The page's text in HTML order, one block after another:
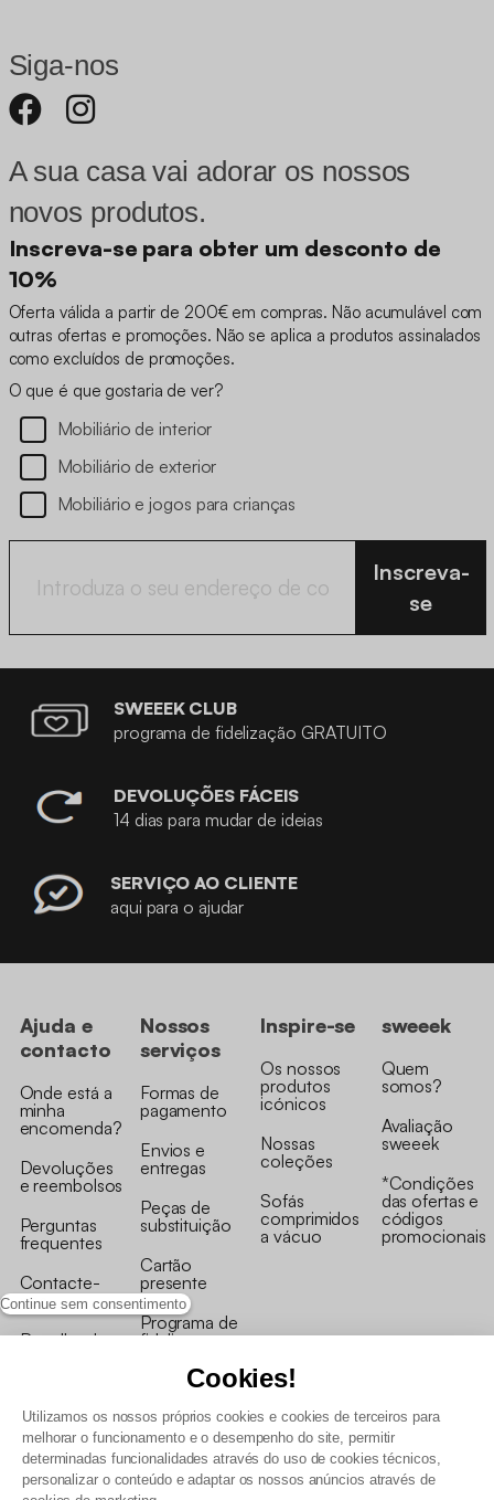
Continue sem consentimento
Cookies!
Utilizamos os nossos próprios cookies e cookies de terceiros para
melhorar o funcionamento e o desempenho do site, permitir
determinadas funcionalidades através do uso de cookies técnicos,
personalizar o conteúdo e adaptar os nossos anúncios através de
Siga-nos
A sua casa vai adorar os nossos
novos produtos.
Inscreva-se para obter um desconto de
10%
Oferta válida a partir de 200€ em compras. Não acumulável com
outras ofertas e promoções. Não se aplica a produtos assinalados
como excluídos de promoções.
O que é que gostaria de ver?
Mobiliário de interior
Mobiliário de exterior
Mobiliário e jogos para crianças
Inscreva-
se
SWEEEK CLUB
programa de fidelização GRATUITO
DEVOLUÇÕES FÁCEIS
14 dias para mudar de ideias
SERVIÇO AO CLIENTE
aqui para o ajudar
Ajuda e
contacto
Onde está a
minha
encomenda?
Devoluções
e reembolsos
Perguntas
frequentes
Contacte-
nos
Recolha de
Nossos
serviços
Formas de
pagamento
Envios e
entregas
Peças de
substituição
Cartão
presente
Programa de
fidelizaçao
Inspire-se
Os nossos
produtos
icónicos
Nossas
coleções
Sofás
comprimidos
a vácuo
sweeek
Quem
somos?
Avaliação
sweeek
*Condições
das ofertas e
códigos
promocionais
Termos e Condições Gerais de Venda e Aviso Legal